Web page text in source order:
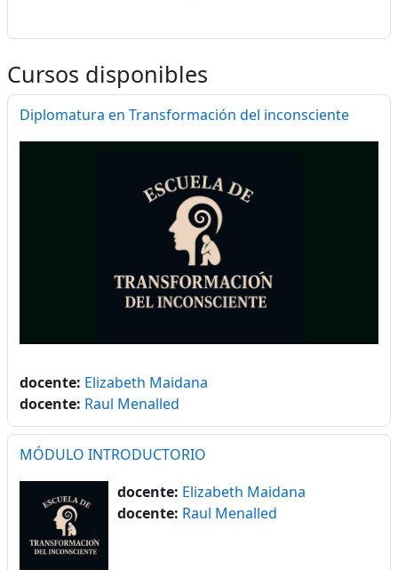
Cursos disponibles
Diplomatura en Transformación del inconsciente
docente: Elizabeth Maidana
docente: Raul Menalled
MÓDULO INTRODUCTORIO
docente: Elizabeth Maidana
docente: Raul Menalled